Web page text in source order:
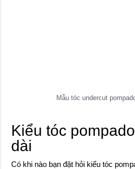
Mẫu tóc undercut
Kiểu tóc
dài
Có khi nào bạn đặt hỏi kiểu tóc